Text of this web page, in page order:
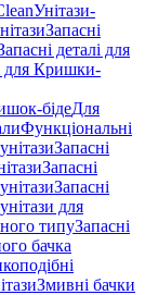
Унітази-
Запасні
деталі для
для Кришки-
бідеДля
Функціональні
Запасні
Запасні
Запасні
для
типуЗапасні
бачка
Змивні бачки